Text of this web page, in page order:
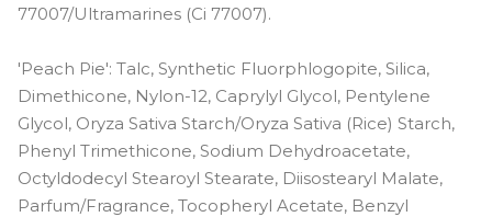
77007/Ultramarines (Ci 77007).
'Peach Pie': Talc, Synthetic Fluorphlogopite, Silica,
Dimethicone, Nylon-12, Caprylyl Glycol, Pentylene
Glycol, Oryza Sativa Starch/Oryza Sativa (Rice) Starch,
Phenyl Trimethicone, Sodium Dehydroacetate,
Octyldodecyl Stearoyl Stearate, Diisostearyl Malate,
Parfum/Fragrance, Tocopheryl Acetate, Benzyl